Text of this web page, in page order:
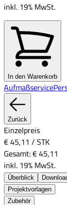
inkl. 19% MwSt.
In den Warenkorb
Aufmaßservice
Zurück
Einzelpreis
€ 45,11 / STK
Gesamt:€ 45,11
inkl. 19% MwSt.
Überblick
Projektvorlagen
Zubehör